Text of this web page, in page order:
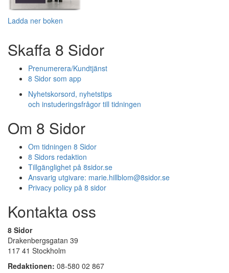
Ladda ner boken
Skaffa 8 Sidor
Prenumerera/Kundtjänst
8 Sidor som app
Nyhetskorsord, nyhetstips
och instuderingsfrågor till tidningen
Om 8 Sidor
Om tidningen 8 Sidor
8 Sidors redaktion
Tillgänglighet på 8sidor.se
Ansvarig utgivare: marie.hillblom@8sidor.se
Privacy policy på 8 sidor
Kontakta oss
8 Sidor
Drakenbergsgatan 39
117 41 Stockholm
Redaktionen: 08-580 02 867